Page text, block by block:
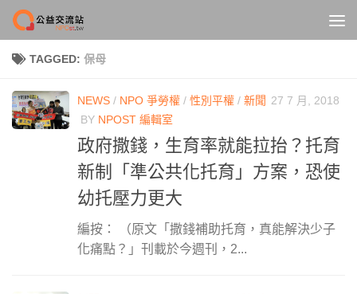
Skip to content
TAGGED: 保母
NEWS / NPO 爭勞權 / 性別平權 / 新聞 27 7 月, 2018
BY NPOST 編輯室
政府撒錢，生育率就能拉抬？托育
新制「準公共化托育」方案，恐使
幼托壓力更大
編按： （原文「撒錢補助托育，真能解決少子
化痛點？」刊載於今週刊，2...